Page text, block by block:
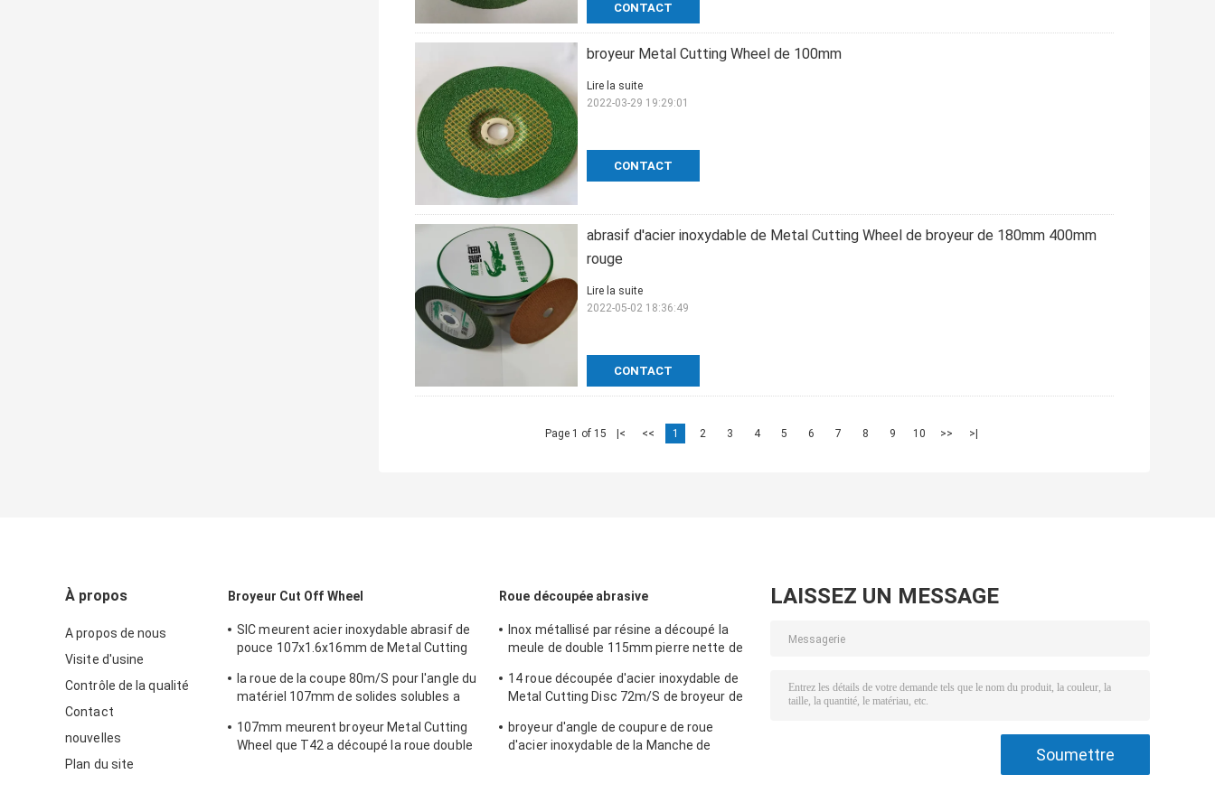
CONTACT
broyeur Metal Cutting Wheel de 100mm
CONTACT
Lire la suite
2022-03-29 19:29:01
abrasif d'acier inoxydable de Metal Cutting Wheel de broyeur de 180mm 400mm
rouge
CONTACT
Lire la suite
2022-05-02 18:36:49
Page 1 of 15 |< << 1 2 3 4 5 6 7 8 9 10 >> >|
À propos
A propos de nous
Visite d'usine
Contrôle de la qualité
Contact
nouvelles
Plan du site
Broyeur Cut Off Wheel
SIC meurent acier inoxydable abrasif de
pouce 107x1.6x16mm de Metal Cutting
la roue de la coupe 80m/S pour l'angle du
matériel 107mm de solides solubles a
disque de roue
107mm meurent broyeur Metal Cutting
Wheel que T42 a découpé la roue double
Roue découpée abrasive
Inox métallisé par résine a découpé la
meule de double 115mm pierre nette de
14 roue découpée d'acier inoxydable de
Metal Cutting Disc 72m/S de broyeur de
broyeur d'angle de coupure de roue
d'acier inoxydable de la Manche de
LAISSEZ UN MESSAGE